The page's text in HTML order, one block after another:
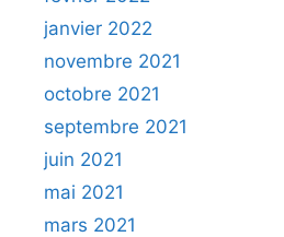
janvier 2022
novembre 2021
octobre 2021
septembre 2021
juin 2021
mai 2021
mars 2021